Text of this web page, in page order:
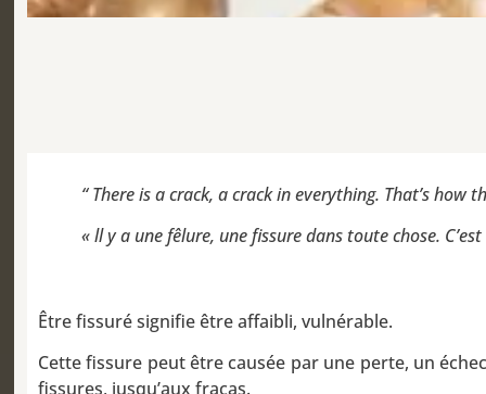
“ There is a crack, a crack in everything. That’s how
« ll y a une fêlure, une fissure dans toute chose.
Être fissuré signifie être affaibli, vulnérable.
Cette fissure peut être causée par une perte, un
fissures, jusqu’aux fracas.